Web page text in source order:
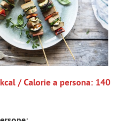
/ Calorie a persona: 140